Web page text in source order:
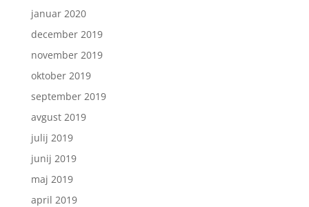
januar 2020
december 2019
november 2019
oktober 2019
september 2019
avgust 2019
julij 2019
junij 2019
maj 2019
april 2019